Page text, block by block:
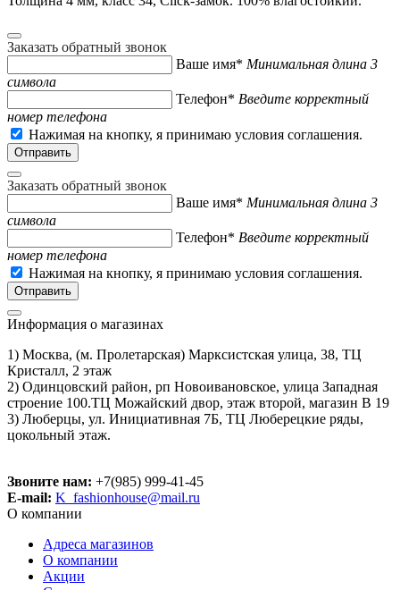
Заказать обратный звонок
Ваше имя* Минимальная длина 3
символа
Телефон* Введите корректный
номер телефона
Нажимая на кнопку, я принимаю условия соглашения.
Заказать обратный звонок
Ваше имя* Минимальная длина 3
символа
Телефон* Введите корректный
номер телефона
Нажимая на кнопку, я принимаю условия соглашения.
Информация о магазинах
1) Москва, (м. Пролетарская) Марксистская улица, 38, ТЦ
Кристалл, 2 этаж
2) Одинцовский район, рп Новоивановское, улица Западная
строение 100.ТЦ Можайский двор, этаж второй, магазин В 19
3) Люберцы, ул. Инициативная 7Б, ТЦ Люберецкие ряды,
цокольный этаж.
Звоните нам: +7(985) 999-41-45
E-mail: K_fashionhouse@mail.ru
О компании
Адреса магазинов
О компании
Акции